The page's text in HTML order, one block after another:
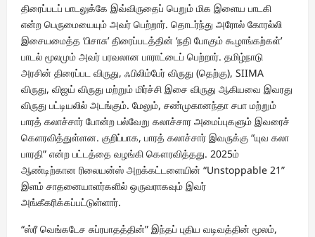
திரைப்படப் பாடலுக்கே இவ்விருதைப் பெறும் மிக இளைய பாடகி
என்ற பெருமையையும் அவர் பெற்றார். தொடர்ந்து அரோல் கோரல்லி
இசையமைத்த ‘பிசாசு’ திரைப்படத்தின் ‘நதி போகும் கூழாங்கற்கள்’
பாடல் மூலமும் அவர் பரவலான பாராட்டைப் பெற்றார். தமிழ்நாடு
அரசின் திரைப்பட விருது, ஃபிலிம்பேர் விருது (தெற்கு), SIIMA
விருது, விஜய் விருது மற்றும் மிர்ச்சி இசை விருது ஆகியவை இவரது
விருது பட்டியலில் அடங்கும். மேலும், சண்முகானந்தா சபா மற்றும்
பாரத் கலாச்சார் போன்ற பல்வேறு கலாச்சார அமைப்புகளும் இவரைச்
கெளரவித்துள்ளன. குறிப்பாக, பாரத் கலாச்சார் இவருக்கு “யுவ கலா
பாரதி” என்ற பட்டத்தை வழங்கி கௌரவித்தது. 2025ம்
ஆண்டிற்கான ரிலையன்ஸ் அறக்கட்டளையின் “Unstoppable 21”
இளம் சாதனையாளர்களில் ஒருவராகவும் இவர்
அங்கீகரிக்கப்பட்டுள்ளார்.
“ஸ்ரீ வெங்கடேச சுப்ரபாதத்தின்” இந்தப் புதிய வடிவத்தின் மூலம்,